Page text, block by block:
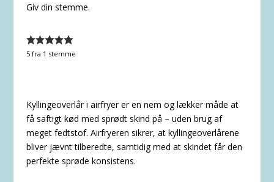
Giv din stemme.
5fra 1 stemme
Kyllingeoverlår i airfryer er en nem og lækker måde at
få saftigt kød med sprødt skind på – uden brug af
meget fedtstof. Airfryeren sikrer, at kyllingeoverlårene
bliver jævnt tilberedte, samtidig med at skindet får den
perfekte sprøde konsistens.